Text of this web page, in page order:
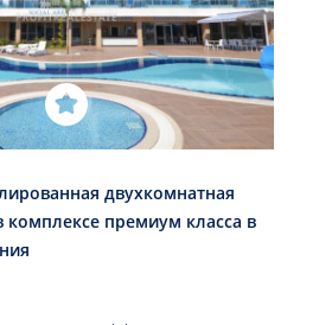
двухкомнатная
комплексе премиум класса в